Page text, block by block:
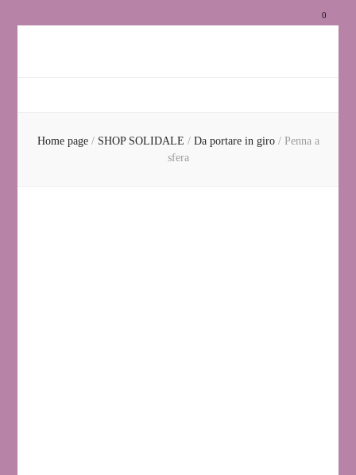
0
Home page / SHOP SOLIDALE / Da portare in giro / Penna a
sfera